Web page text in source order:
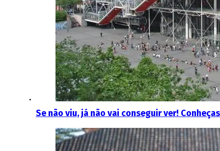
Se não viu, já não vai conseguir ver!